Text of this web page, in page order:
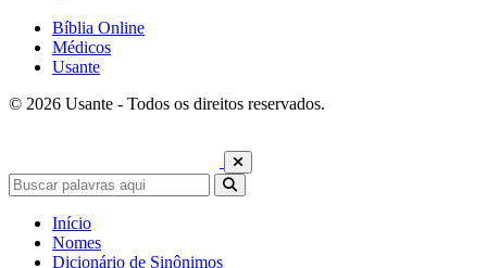
Bíblia Online
Médicos
Usante
© 2026 Usante - Todos os direitos reservados.
Início
Nomes
Dicionário de Sinônimos